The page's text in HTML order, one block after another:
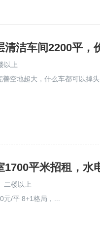
以上
空地超大，什么车都可以掉头
二楼以上
/平 8+1格局，...